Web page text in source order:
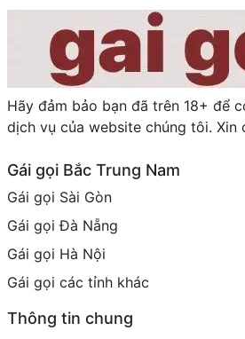
Hãy đảm bảo bạn đã trên 18+ để
dịch vụ của website chúng tôi. Xin
Gái gọi Bắc Trung Nam
Gái gọi Sài Gòn
Gái gọi Đà Nẵng
Gái gọi Hà Nội
Gái gọi các tỉnh khác
Thông tin chung